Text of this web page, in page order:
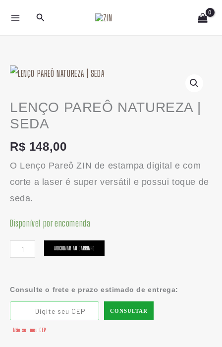
para
Pesquisar
LENÇO PAREÔ NATUREZA |
SEDA
R$ 148,00
O Lenço Pareô ZIN de estampa digital e com
corte a laser é super versátil e possui toque de
seda.
Disponível por encomenda
LENÇO
NATUREZA
|
quantidade
ADICIONAR AO CARRINHO
Consulte o frete e prazo estimado de entrega:
CONSULTAR
Não sei meu CEP